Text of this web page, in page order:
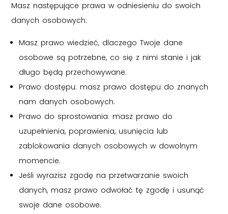
Masz następujące prawa w odniesieniu do swoich
danych osobowych:
Masz prawo wiedzieć, dlaczego Twoje dane
osobowe są potrzebne, co się z nimi stanie i jak
długo będą przechowywane.
Prawo dostępu: masz prawo dostępu do znanych
nam danych osobowych.
Prawo do sprostowania: masz prawo do
uzupełnienia, poprawienia, usunięcia lub
zablokowania danych osobowych w dowolnym
momencie.
Jeśli wyrazisz zgodę na przetwarzanie swoich
danych, masz prawo odwołać tę zgodę i usunąć
swoje dane osobowe.